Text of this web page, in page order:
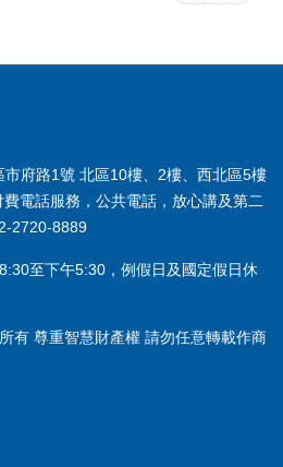
府路1號 北區10樓、2樓、西北區5樓
費電話服務，公共電話，放心講及第二
2720-8889
至下午5:30，例假日及國定假日休
有 尊重智慧財產權 請勿任意轉載作商